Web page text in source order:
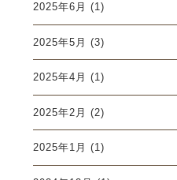
2025年6月 (1)
2025年5月 (3)
2025年4月 (1)
2025年2月 (2)
2025年1月 (1)